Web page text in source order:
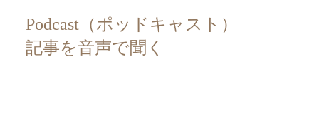
Podcast（ポッドキャスト）
記事を音声で聞く